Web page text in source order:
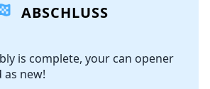
ABSCHLUSS
is complete, your can opener
as new!